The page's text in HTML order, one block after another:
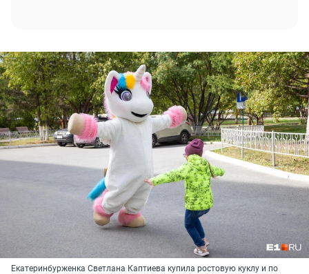
Екатеринбурженка Светлана Каптиева купила ростовую куклу и по